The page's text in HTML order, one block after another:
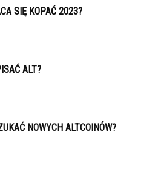
SIĘ KOPAĆ 2023?
ALT?
NOWYCH ALTCOINÓW?